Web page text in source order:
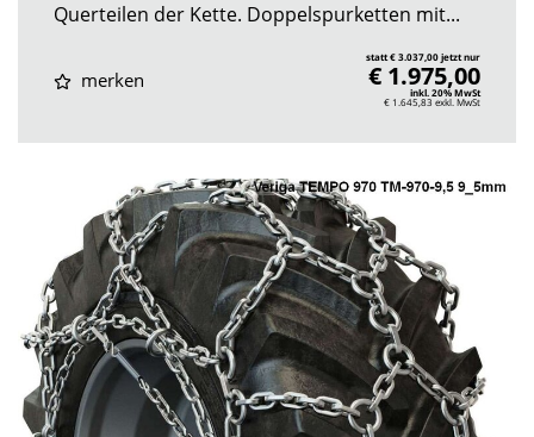
Querteilen der Kette. Doppelspurketten mit...
merken
statt € 3.037,00 jetzt nur
€ 1.975,00
inkl. 20% MwSt
€ 1.645,83 exkl. MwSt